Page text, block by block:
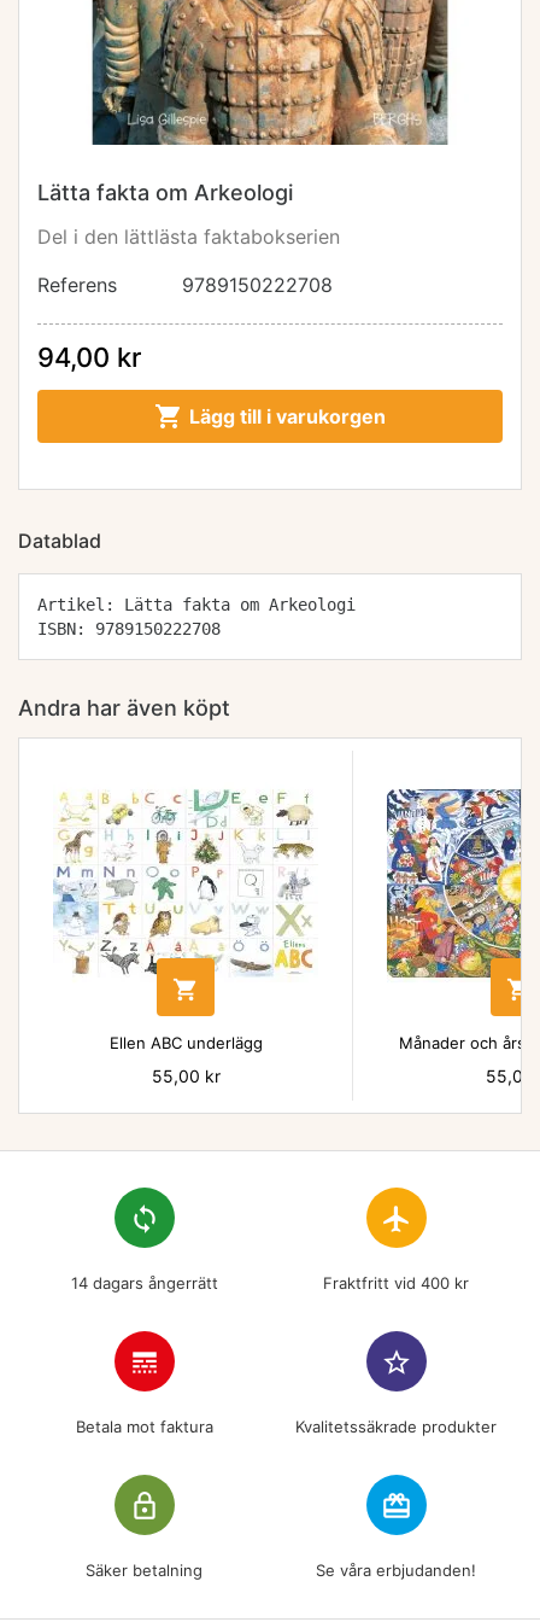
Lätta fakta om Arkeologi
Del i den lättlästa faktabokserien
Referens
9789150222708
94,00 kr
 Lägg till i varukorgen
Datablad
Artikel: Lätta fakta om Arkeologi
ISBN: 9789150222708
Andra har även köpt

Ellen ABC underlägg
Pris
55,00 kr

Månader och
Pris
55,00
loop
14 dagars ångerrätt
flight
Fraktfritt vid 400 kr
line_style
Betala mot faktura
star_border
Kvalitetssäkrade produkter
lock_outline
Säker betalning
redeem
Se våra erbjudanden!